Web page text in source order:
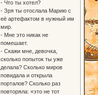
- Что ты хотел?
- Зря ты отослала Марию с
её артефактом в нужный им
мир.
- Мне это никак не
помешает.
- Скажи мне, девочка,
сколько попыток ты уже
делала? Сколько миров
повидала и открыла
порталов? Сколько раз
повторяла: «это не тот